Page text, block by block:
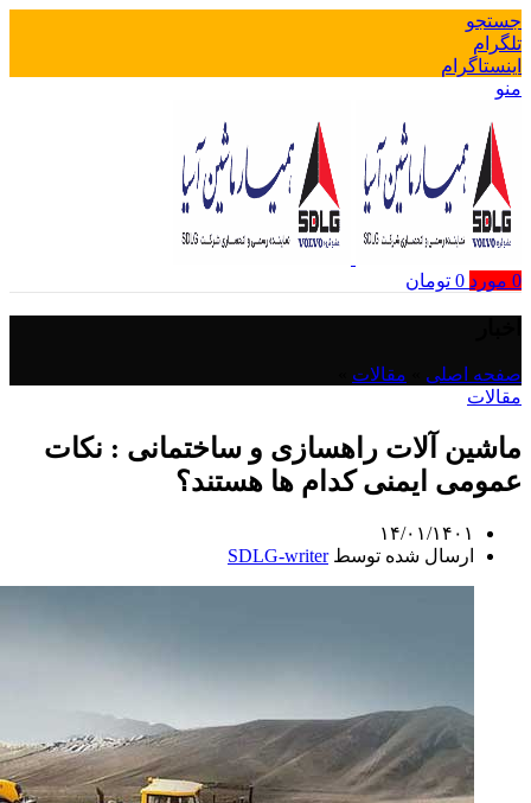
جستجو
تلگرام
اینستاگرام
منو
0 مورد 0 تومان
صفحه اصلی مقالات
مقالات
ماشین آلات راهسازی و ساختمانی : نکات
عمومی ایمنی کدام ها هستند؟
۱۴/۰۱/۱۴۰۱
ارسال شده توسط SDLG-writer